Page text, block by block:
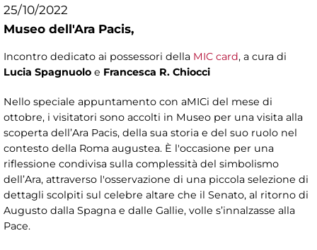
25/10/2022
Museo dell'Ara Pacis,
Incontro dedicato ai possessori della MIC card, a cura di
Lucia Spagnuolo e Francesca R. Chiocci
Nello speciale appuntamento con aMICi del mese di
ottobre, i visitatori sono accolti in Museo per una visita alla
scoperta dell’Ara Pacis, della sua storia e del suo ruolo nel
contesto della Roma augustea. È l'occasione per una
riflessione condivisa sulla complessità del simbolismo
dell’Ara, attraverso l'osservazione di una piccola selezione di
dettagli scolpiti sul celebre altare che il Senato, al ritorno di
Augusto dalla Spagna e dalle Gallie, volle s’innalzasse alla
Pace.